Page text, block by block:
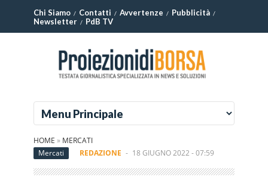
Chi Siamo Contatti Avvertenze
Pubblicità
Newsletter
PdB TV
HOME » MERCATI
Mercati
REDAZIONE - 18 GIUGNO 2022 - 07:59